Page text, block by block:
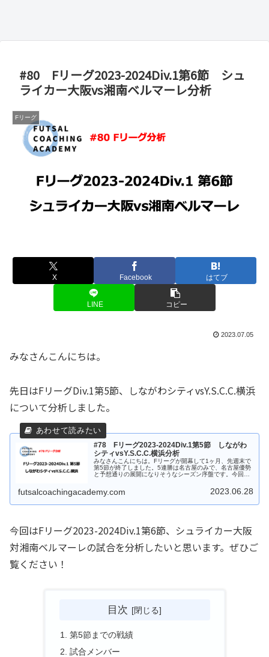
#80 Fリーグ2023-2024Div.1第6節 シュ
ライカー大阪vs湘南ベルマーレ分析
Fリーグ
X Facebook はてブ
LINE コピー
2023.07.05
みなさんこんにちは。
先日はFリーグDiv.1第5節、しながわシティvsY.S.C.C.横浜
について分析しました。
#78 Fリーグ2023-2024Div.1第5節 しながわ
シティvsY.S.C.C.横浜分析
みなさんこんにちは。Fリーグが開幕して1ヶ月、先週末で
第5節が終了しました。5連勝は名古屋のみで、名古屋優勢
と予想通りの展開になりそうなシーズン序盤です。今回は
futsalcoachingacademy.com 2023.06.28
今回はFリーグ2023-2024Div.1第6節、シュライカー大阪
対湘南ベルマーレの試合を分析したいと思います。ぜひご
覧ください！
目次
第5節までの戦績
試合メンバー